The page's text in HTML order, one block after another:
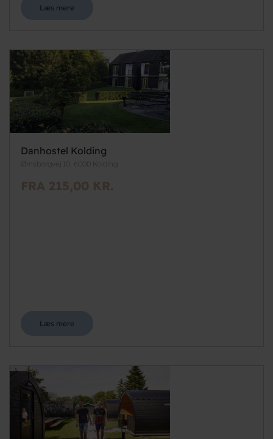
Læs mere
Danhostel Kolding
Ørnsborgvej 10, 6000 Kolding
FRA 215,00 KR.
Læs mere